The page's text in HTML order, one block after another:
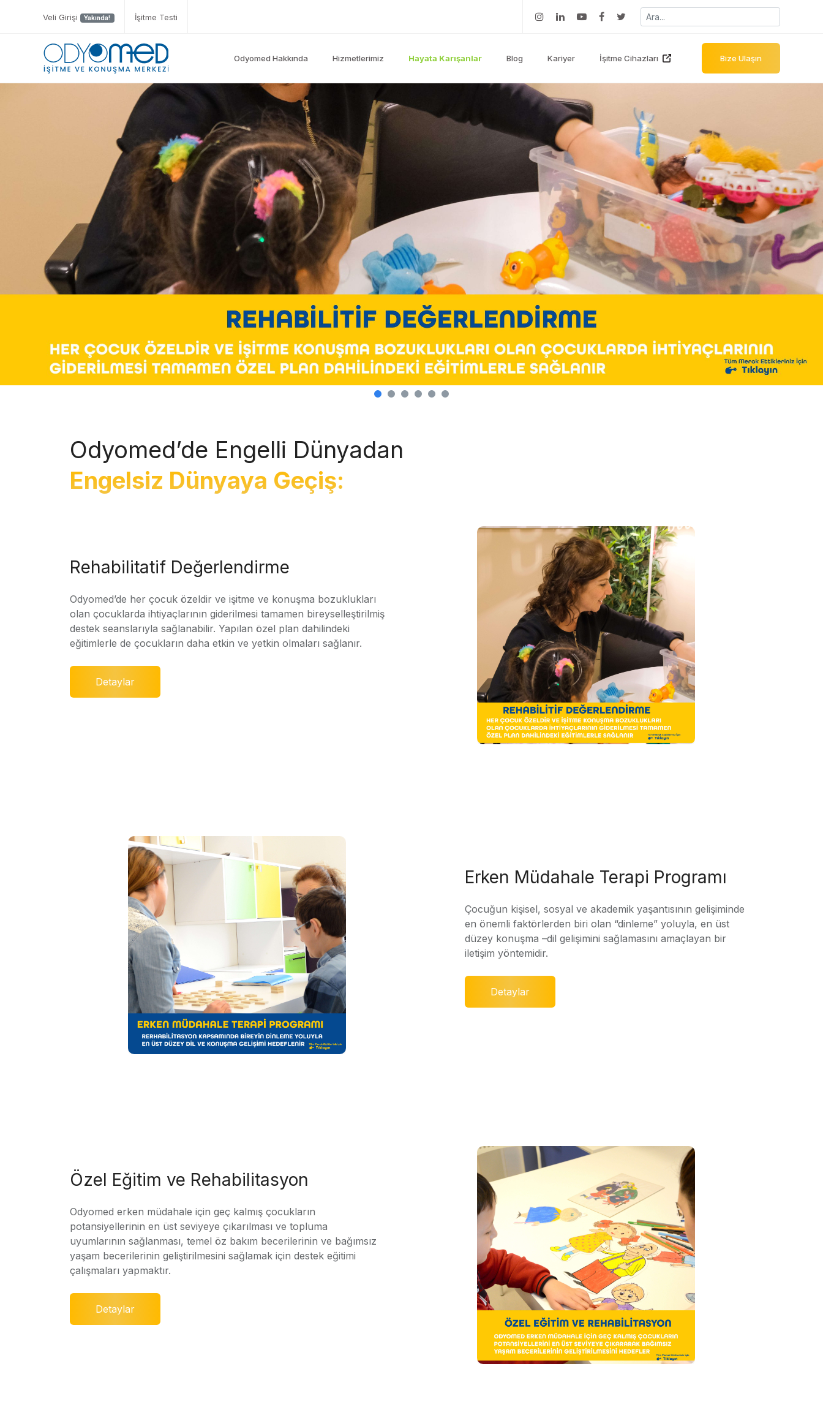
Veli Girişi Yakında! İşitme Testi
Odyomed Hakkında Hizmetlerimiz Hayata Karışanlar Blog Kariyer İşitme Cihazları Bize Ulaşın
Odyomed’de Engelli Dünyadan
Engelsiz Dünyaya Geçiş:
Rehabilitatif Değerlendirme
Odyomed’de her çocuk özeldir ve işitme ve konuşma bozuklukları
olan çocuklarda ihtiyaçlarının giderilmesi tamamen bireyselleştirilmiş
destek seanslarıyla sağlanabilir. Yapılan özel plan dahilindeki
eğitimlerle de çocukların daha etkin ve yetkin olmaları sağlanır.
Detaylar
Erken Müdahale Terapi Programı
Çocuğun kişisel, sosyal ve akademik yaşantısının gelişiminde
en önemli faktörlerden biri olan “dinleme” yoluyla, en üst
düzey konuşma –dil gelişimini sağlamasını amaçlayan bir
iletişim yöntemidir.
Detaylar
Özel Eğitim ve Rehabilitasyon
Odyomed erken müdahale için geç kalmış çocukların
potansiyellerinin en üst seviyeye çıkarılması ve topluma
uyumlarının sağlanması, temel öz bakım becerilerinin ve bağımsız
yaşam becerilerinin geliştirilmesini sağlamak için destek eğitimi
çalışmaları yapmaktır.
Detaylar